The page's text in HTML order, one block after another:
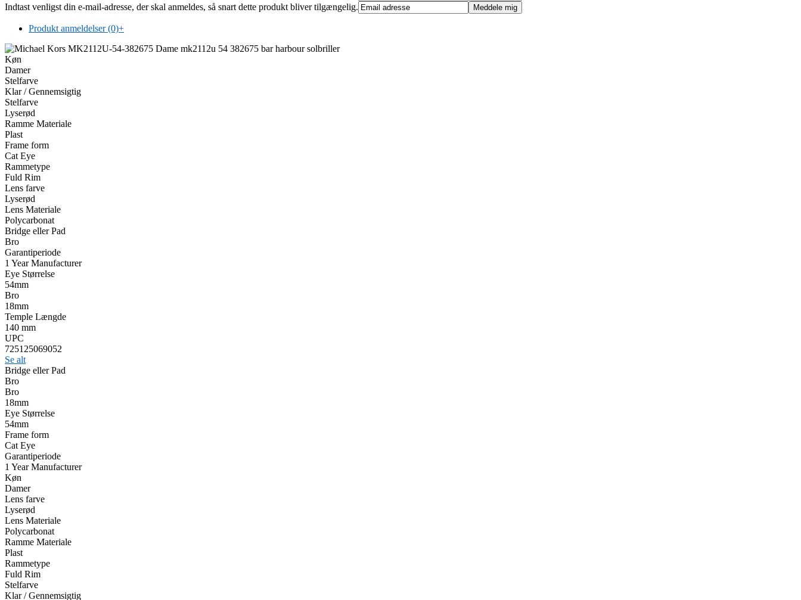
Indtast venligst din e-mail-adresse, der skal anmeldes, så snart dette produkt bliver tilgængelig.
Produkt anmeldelser (0)+
Køn
Damer
Stelfarve
Klar / Gennemsigtig
Stelfarve
Lyserød
Ramme Materiale
Plast
Frame form
Cat Eye
Rammetype
Fuld Rim
Lens farve
Lyserød
Lens Materiale
Polycarbonat
Bridge eller Pad
Bro
Garantiperiode
1 Year Manufacturer
Eye Størrelse
54mm
Bro
18mm
Temple Længde
140 mm
UPC
725125069052
Se alt
Bridge eller Pad
Bro
Bro
18mm
Eye Størrelse
54mm
Frame form
Cat Eye
Garantiperiode
1 Year Manufacturer
Køn
Damer
Lens farve
Lyserød
Lens Materiale
Polycarbonat
Ramme Materiale
Plast
Rammetype
Fuld Rim
Stelfarve
Klar / Gennemsigtig